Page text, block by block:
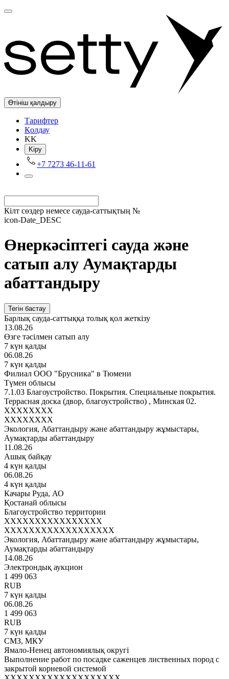
Өтініш қалдыру
Tарифтер
Қолдау
KK
Kіру
+7 7273 46-11-61
Кілт сөздер немесе сауда-саттықтың №
icon-Date_DESC
Өнеркәсіптегі сауда және
сатып алу Аумақтарды
абаттандыру
Тегін бастау
Барлық сауда-саттыққа толық қол жеткізу
13.08.26
Өзге тәсілмен сатып алу
7 күн қалды
06.08.26
7 күн қалды
Филиал ООО "Брусника" в Тюмени
Түмен облысы
7.1.03 Благоустройство. Покрытия. Специальные покрытия.
Террасная доска (двор, благоустройство) , Минская 02.
XXXXXXXX
XXXXXXXX
Экология, Абаттандыру және абаттандыру жұмыстары,
Аумақтарды абаттандыру
11.08.26
Ашық байқау
4 күн қалды
06.08.26
4 күн қалды
Качары Руда, АО
Қостанай облысы
Благоустройство территории
XXXXXXXXXXXXXXXX
XXXXXXXXXXXXXXXXXX
Экология, Абаттандыру және абаттандыру жұмыстары,
Аумақтарды абаттандыру
14.08.26
Электрондық аукцион
1 499 063
RUB
7 күн қалды
06.08.26
1 499 063
RUB
7 күн қалды
СМЗ, МКУ
Ямало-Ненец автономиялық округі
Выполнение работ по посадке саженцев лиственных пород с
закрытой корневой системой